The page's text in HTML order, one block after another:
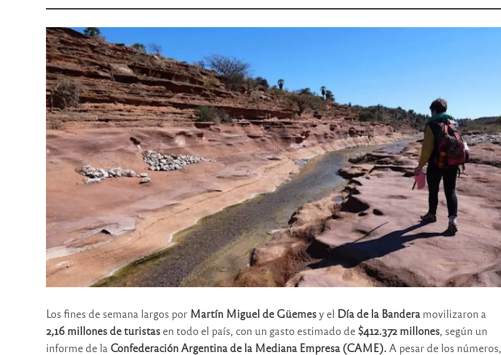
Los fines de semana largos por Martín Miguel de Güemesy el Día de la Banderamovilizaron a
2,16 millones de turistasen todo el país, con un gasto estimado de $412.372 millones, según un
informe de la Confederación Argentina de la Mediana Empresa (CAME). A pesar de los números,